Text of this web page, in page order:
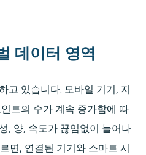
데이터 영역
고 있습니다. 모바일 기기, 지
트의 수가 계속 증가함에 따
, 양, 속도가 끊임없이 늘어나
면, 연결된 기기와 스마트 시